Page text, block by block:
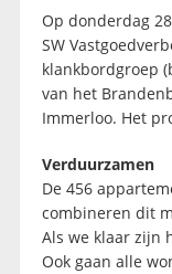
Op donderdag
SW
klankbordgroep
van het
Immerloo. Het
Verduurzamen
De 456
combineren dit
Als we klaar zijn
Ook gaan alle